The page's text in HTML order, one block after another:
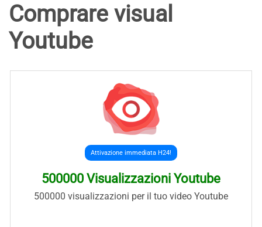
Comprare visual
Youtube
Attivazione immediata H24!
500000 Visualizzazioni Youtube
500000 visualizzazioni per il tuo video Youtube